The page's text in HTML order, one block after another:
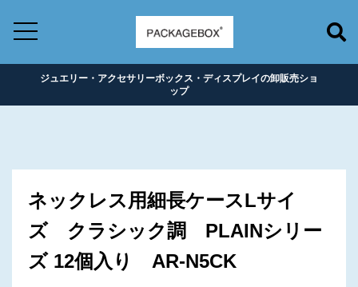
ジュエリー・アクセサリーボックス・ディスプレイの卸販売ショ
ップ
ネックレス用細長ケースLサイ
ズ クラシック調 PLAINシリー
ズ 12個入り AR-N5CK